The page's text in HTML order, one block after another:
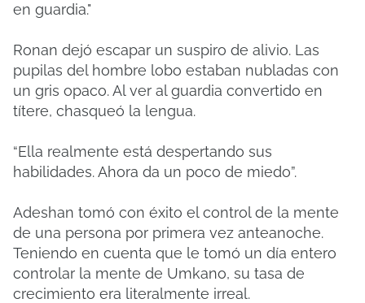
en guardia."
Ronan dejó escapar un suspiro de alivio. Las
pupilas del hombre lobo estaban nubladas con
un gris opaco. Al ver al guardia convertido en
títere, chasqueó la lengua.
“Ella realmente está despertando sus
habilidades. Ahora da un poco de miedo”.
Adeshan tomó con éxito el control de la mente
de una persona por primera vez anteanoche.
Teniendo en cuenta que le tomó un día entero
controlar la mente de Umkano, su tasa de
crecimiento era literalmente irreal.